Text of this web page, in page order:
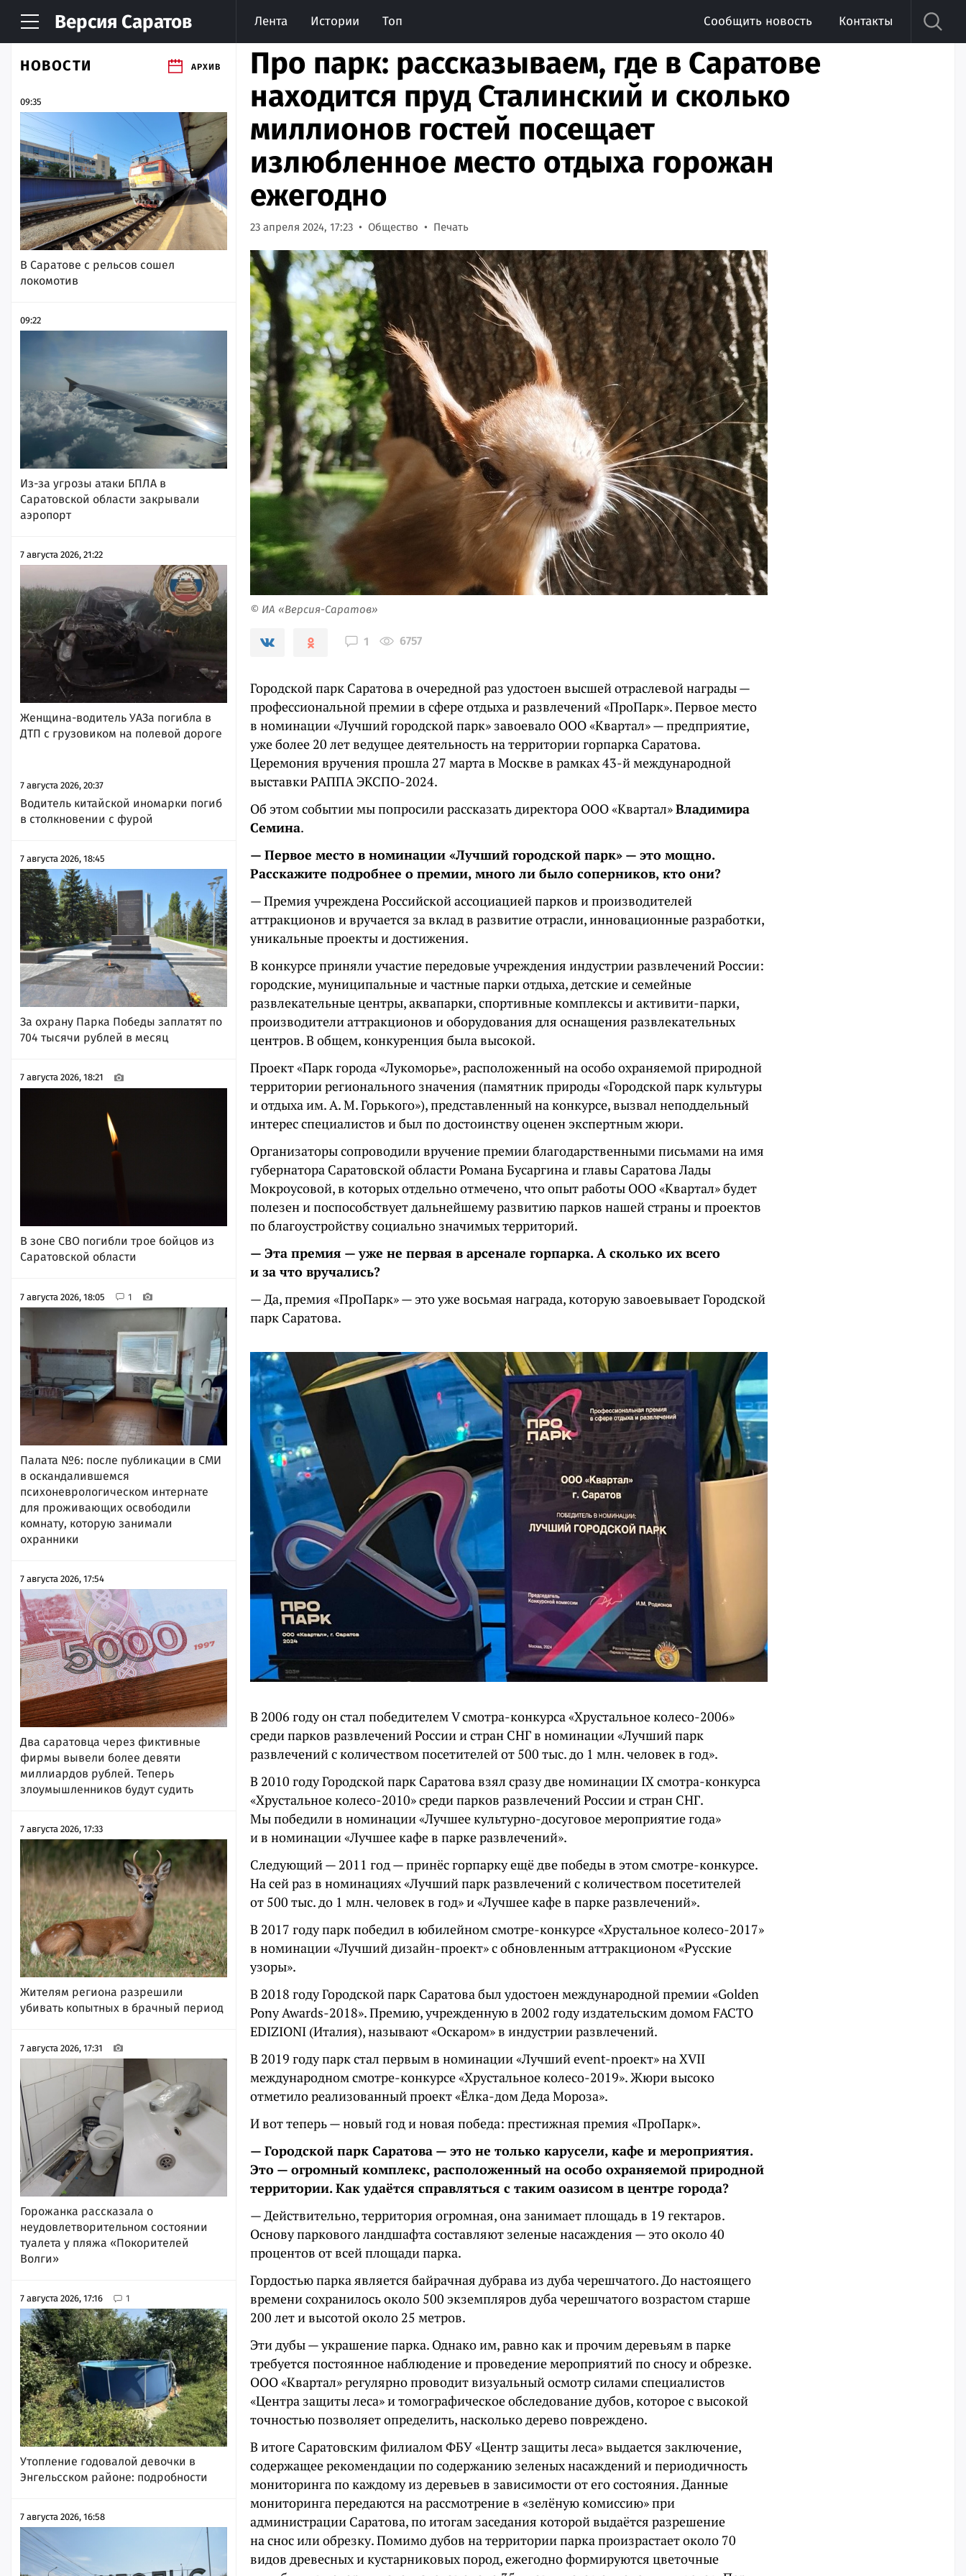
Версия Саратов Лента Истории Топ Сообщить новость Контакты
НОВОСТИ АРХИВ
09:35
В Саратове с рельсов сошел
локомотив
09:22
Из-за угрозы атаки БПЛА в
Саратовской области закрывали
аэропорт
7 августа 2026, 21:22
Женщина-водитель УАЗа погибла в
ДТП с грузовиком на полевой дороге
7 августа 2026, 20:37
Водитель китайской иномарки погиб
в столкновении с фурой
7 августа 2026, 18:45
За охрану Парка Победы заплатят по
704 тысячи рублей в месяц
7 августа 2026, 18:21
В зоне СВО погибли трое бойцов из
Саратовской области
7 августа 2026, 18:05 1
Палата №6: после публикации в СМИ
в оскандалившемся
психоневрологическом интернате
для проживающих освободили
комнату, которую занимали
охранники
7 августа 2026, 17:54
Два саратовца через фиктивные
фирмы вывели более девяти
миллиардов рублей. Теперь
злоумышленников будут судить
7 августа 2026, 17:33
Жителям региона разрешили
убивать копытных в брачный период
7 августа 2026, 17:31
Горожанка рассказала о
неудовлетворительном состоянии
туалета у пляжа «Покорителей
Волги»
7 августа 2026, 17:16 1
Утопление годовалой девочки в
Энгельсском районе: подробности
7 августа 2026, 16:58
Про парк: рассказываем, где в Саратове
находится пруд Сталинский и сколько
миллионов гостей посещает
излюбленное место отдыха горожан
ежегодно
23 апреля 2024, 17:23 Общество Печать
© ИА «Версия-Саратов»
1 6757
Городской парк Саратова в очередной раз удостоен высшей отраслевой награды —
профессиональной премии в сфере отдыха и развлечений «ПроПарк». Первое место
в номинации «Лучший городской парк» завоевало ООО «Квартал» — предприятие,
уже более 20 лет ведущее деятельность на территории горпарка Саратова.
Церемония вручения прошла 27 марта в Москве в рамках 43-й международной
выставки РАППА ЭКСПО-2024.
Об этом событии мы попросили рассказать директора ООО «Квартал»Владимира
Семина.
— Первое место в номинации «Лучший городской парк» — это мощно.
Расскажите подробнее о премии, много ли было соперников, кто они?
— Премия учреждена Российской ассоциацией парков и производителей
аттракционов и вручается за вклад в развитие отрасли, инновационные разработки,
уникальные проекты и достижения.
В конкурсе приняли участие передовые учреждения индустрии развлечений России:
городские, муниципальные и частные парки отдыха, детские и семейные
развлекательные центры, аквапарки, спортивные комплексы и активити-парки,
производители аттракционов и оборудования для оснащения развлекательных
центров. В общем, конкуренция была высокой.
Проект «Парк города «Лукоморье», расположенный на особо охраняемой природной
территории регионального значения (памятник природы «Городской парк культуры
и отдыха им. А. М. Горького»), представленный на конкурсе, вызвал неподдельный
интерес специалистов и был по достоинству оценен экспертным жюри.
Организаторы сопроводили вручение премии благодарственными письмами на имя
губернатора Саратовской области Романа Бусаргина и главы Саратова Лады
Мокроусовой, в которых отдельно отмечено, что опыт работы ООО «Квартал» будет
полезен и поспособствует дальнейшему развитию парков нашей страны и проектов
по благоустройству социально значимых территорий.
— Эта премия — уже не первая в арсенале горпарка. А сколько их всего
и за что вручались?
— Да, премия «ПроПарк» — это уже восьмая награда, которую завоевывает Городской
парк Саратова.
В 2006 году он стал победителем V смотра-конкурса «Хрустальное колесо-2006»
среди парков развлечений России и стран СНГ в номинации «Лучший парк
развлечений с количеством посетителей от 500 тыс. до 1 млн. человек в год».
В 2010 году Городской парк Саратова взял сразу две номинации IX смотра-конкурса
«Хрустальное колесо-2010» среди парков развлечений России и стран СНГ.
Мы победили в номинации «Лучшее культурно-досуговое мероприятие года»
и в номинации «Лучшее кафе в парке развлечений».
Следующий — 2011 год — принёс горпарку ещё две победы в этом смотре-конкурсе.
На сей раз в номинациях «Лучший парк развлечений с количеством посетителей
от 500 тыс. до 1 млн. человек в год» и «Лучшее кафе в парке развлечений».
В 2017 году парк победил в юбилейном смотре-конкурсе «Хрустальное колесо-2017»
в номинации «Лучший дизайн-проект» с обновленным аттракционом «Русские
узоры».
В 2018 году Городской парк Саратова был удостоен международной премии «Golden
Pony Awards-2018». Премию, учрежденную в 2002 году издательским домом FACTO
EDIZIONI (Италия), называют «Оскаром» в индустрии развлечений.
В 2019 году парк стал первым в номинации «Лучший event-nроект» на XVII
международном смотре-конкурсе «Хрустальное колесо-2019». Жюри высоко
отметило реализованный проект «Ёлка-дом Деда Мороза».
И вот теперь — новый год и новая победа: престижная премия «ПроПарк».
— Городской парк Саратова — это не только карусели, кафе и мероприятия.
Это — огромный комплекс, расположенный на особо охраняемой природной
территории. Как удаётся справляться с таким оазисом в центре города?
— Действительно, территория огромная, она занимает площадь в 19 гектаров.
Основу паркового ландшафта составляют зеленые насаждения — это около 40
процентов от всей площади парка.
Гордостью парка является байрачная дубрава из дуба черешчатого. До настоящего
времени сохранилось около 500 экземпляров дуба черешчатого возрастом старше
200 лет и высотой около 25 метров.
Эти дубы — украшение парка. Однако им, равно как и прочим деревьям в парке
требуется постоянное наблюдение и проведение мероприятий по сносу и обрезке.
ООО «Квартал» регулярно проводит визуальный осмотр силами специалистов
«Центра защиты леса» и томографическое обследование дубов, которое с высокой
точностью позволяет определить, насколько дерево повреждено.
В итоге Саратовским филиалом ФБУ «Центр защиты леса» выдается заключение,
содержащее рекомендации по содержанию зеленых насаждений и периодичность
мониторинга по каждому из деревьев в зависимости от его состояния. Данные
мониторинга передаются на рассмотрение в «зелёную комиссию» при
администрации Саратова, по итогам заседания которой выдаётся разрешение
на снос или обрезку. Помимо дубов на территории парка произрастает около 70
видов древесных и кустарниковых пород, ежегодно формируются цветочные